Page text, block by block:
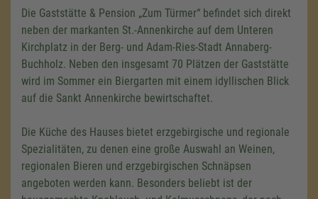
Die Gaststätte & Pension „Zum Türmer“ befindet sich direkt
neben der markanten St.-Annenkirche auf dem Unteren
Kirchplatz in der Berg- und Adam-Ries-Stadt Annaberg-
Buchholz. Neben den insgesamt 70 Plätzen der Gaststätte
wird im Sommer ein Biergarten mit einem idyllischen Blick
auf die Sankt Annenkirche bewirtschaftet.
Die Küche des Hauses bietet erzgebirgische und regionale
Spezialitäten, zu denen eine große Auswahl an Weinen,
regionalen Bieren und erzgebirgischen Schnäpsen
angeboten werden kann. Besonders beliebt ist der